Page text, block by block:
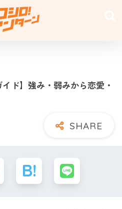
イド】強み・弱みから恋愛・